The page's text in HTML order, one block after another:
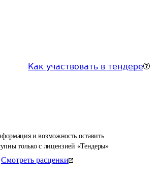
Как участвовать в тендере
и возможность оставить
только с лицензией «Тендеры»
Смотреть расценки